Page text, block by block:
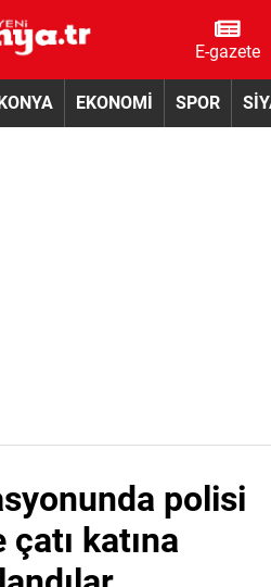
E-gazete
EKONOMİ SPOR
polisi
katına